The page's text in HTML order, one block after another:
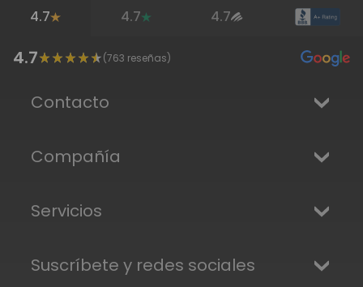
4.7 4.7 4.7
4.7 (763 reseñas)
Contacto
Compañía
Servicios
Suscríbete y redes sociales